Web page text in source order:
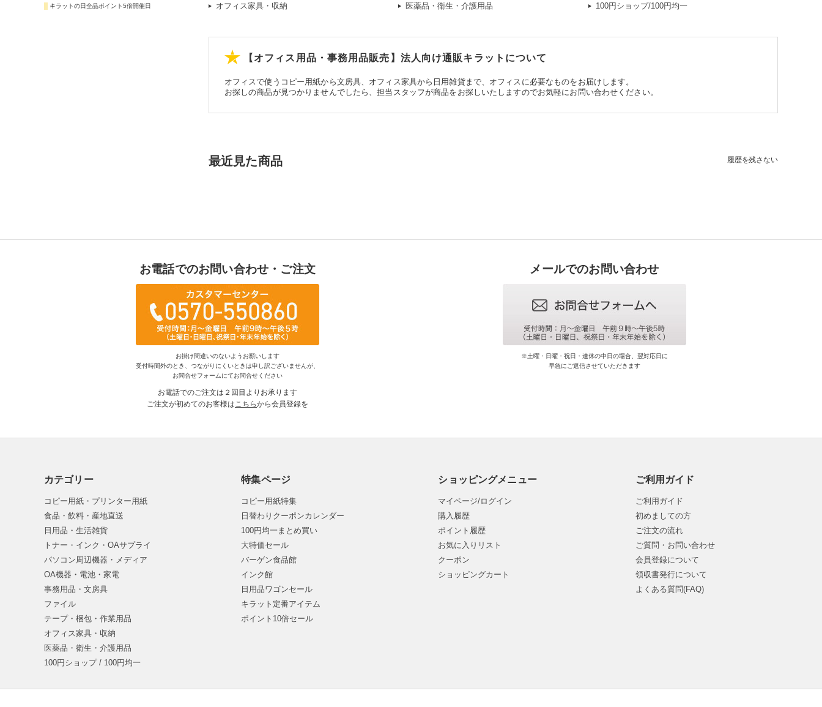
キラットの日全品ポイント5倍開催日
オフィス家具・収納 医薬品・衛生・介護用品 100円ショップ/100円均一
【オフィス用品・事務用品販売】法人向け通販キラットについて
オフィスで使うコピー用紙から文房具、オフィス家具から日用雑貨まで、オフィスに必要なものをお届けします。
お探しの商品が見つかりませんでしたら、担当スタッフが商品をお探しいたしますのでお気軽にお問い合わせください。
最近見た商品 履歴を残さない
お電話でのお問い合わせ・ご注文
お掛け間違いのないようお願いします
受付時間外のとき、つながりにくいときは申し訳ございませんが、
お問合せフォームにてお問合せください
お電話でのご注文は２回目よりお承ります
ご注文が初めてのお客様はこちらから会員登録を
メールでのお問い合わせ
※土曜・日曜・祝日・連休の中日の場合、翌対応日に
早急にご返信させていただきます
カテゴリー
コピー用紙・プリンター用紙
食品・飲料・産地直送
日用品・生活雑貨
トナー・インク・OAサプライ
パソコン周辺機器・メディア
OA機器・電池・家電
事務用品・文房具
ファイル
テープ・梱包・作業用品
オフィス家具・収納
医薬品・衛生・介護用品
100円ショップ / 100円均一
特集ページ
コピー用紙特集
日替わりクーポンカレンダー
100円均一まとめ買い
大特価セール
バーゲン食品館
インク館
日用品ワゴンセール
キラット定番アイテム
ポイント10倍セール
ショッピングメニュー
マイページ/ログイン
購入履歴
ポイント履歴
お気に入りリスト
クーポン
ショッピングカート
ご利用ガイド
ご利用ガイド
初めましての方
ご注文の流れ
ご質問・お問い合わせ
会員登録について
領収書発行について
よくある質問(FAQ)